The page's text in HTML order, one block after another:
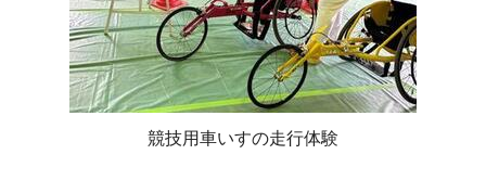
競技用車いすの走行体験